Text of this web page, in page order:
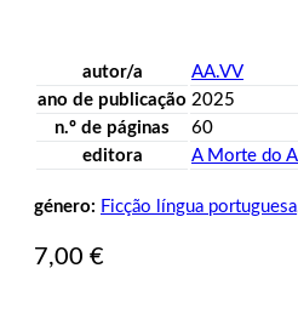
autor/a
AA.VV
ano de publicação 2025
n.º de páginas
60
editora
A Morte do
género: Ficção língua portuguesa
7,00 €